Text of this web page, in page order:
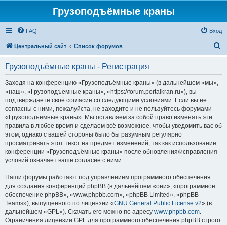
Грузоподъёмные краны
FAQ Вход
Центральный сайт Список форумов
Грузоподъёмные краны - Регистрация
Заходя на конференцию «Грузоподъёмные краны» (в дальнейшем «мы»,
«наш», «Грузоподъёмные краны», «https://forum.portalkran.ru»), вы
подтверждаете своё согласие со следующими условиями. Если вы не
согласны с ними, пожалуйста, не заходите и не пользуйтесь форумами
«Грузоподъёмные краны». Мы оставляем за собой право изменять эти
правила в любое время и сделаем всё возможное, чтобы уведомить вас об
этом, однако с вашей стороны было бы разумным регулярно
просматривать этот текст на предмет изменений, так как использование
конференции «Грузоподъёмные краны» после обновления/исправления
условий означает ваше согласие с ними.
Наши форумы работают под управлением программного обеспечения
для создания конференций phpBB (в дальнейшем «они», «программное
обеспечение phpBB», «www.phpbb.com», «phpBB Limited», «phpBB
Teams»), выпущенного по лицензии «GNU General Public License v2» (в
дальнейшем «GPL»). Скачать его можно по адресу www.phpbb.com.
Ограничения лицензии GPL для программного обеспечения phpBB строго